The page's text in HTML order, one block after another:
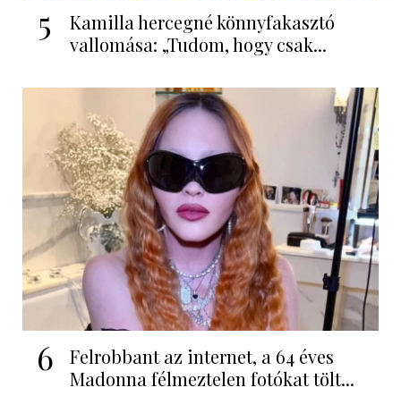
5
Kamilla hercegné könnyfakasztó
vallomása: „Tudom, hogy csak...
6
Felrobbant az internet, a 64 éves
Madonna félmeztelen fotókat tölt...